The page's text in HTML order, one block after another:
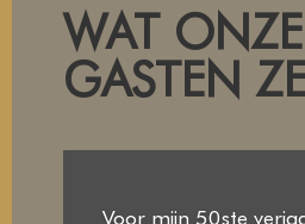
WAT ONZE
GASTEN
Voor mijn 50ste